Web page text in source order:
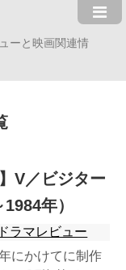
ーと映画関連情
V／ビジター
年）
ドラマレビュー
にかけてに制作